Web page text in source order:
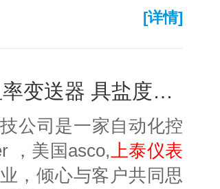
[详情]
ec-4310 4310rs 智能型电导率电阻率变送器 具盐度功能-上泰仪表
公司是一家自动化控
，美国asco,上泰仪表
，倾心与客户共同思